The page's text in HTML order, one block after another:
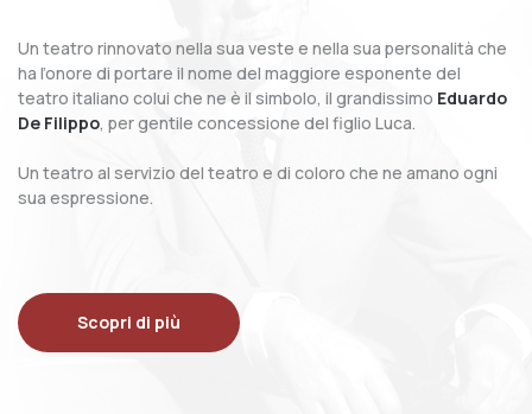
Un teatro rinnovato nella sua veste e nella sua personalità che
ha l’onore di portare il nome del maggiore esponente del
teatro italiano colui che ne è il simbolo, il grandissimo Eduardo
De Filippo, per gentile concessione del figlio Luca.
Un teatro al servizio del teatro e di coloro che ne amano ogni
sua espressione.
Scopri di più